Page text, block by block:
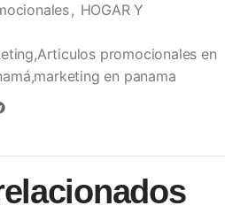
, HOGAR Y
promocionales en
en panama